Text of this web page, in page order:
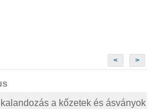
< >
a kőzetek és ásványok